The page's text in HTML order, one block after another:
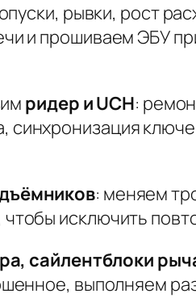
рывки, рост
и прошиваем ЭБУ
ридер и UCH:
: меняем
исключить
сайлентблоки
выполняем